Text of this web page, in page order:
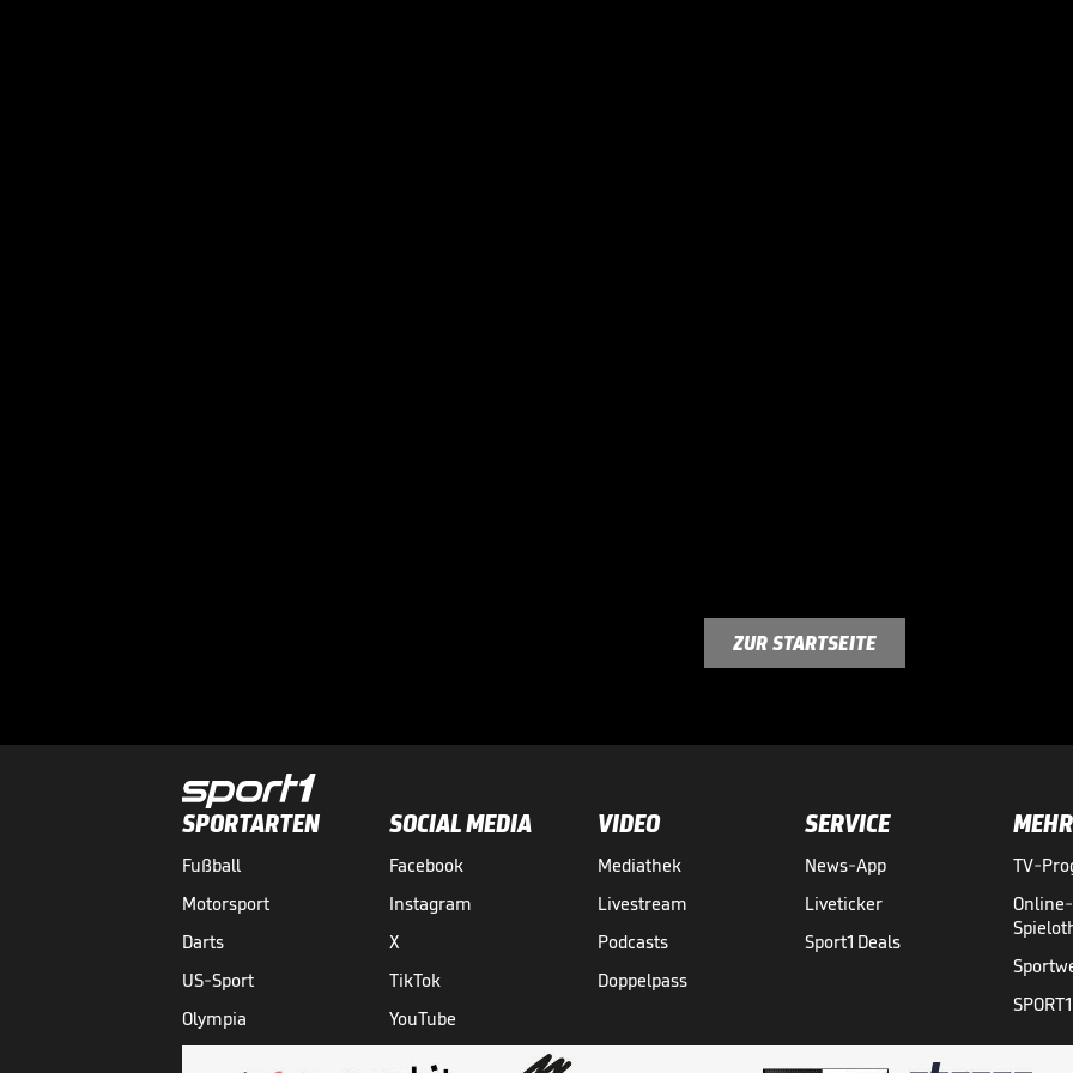
ZUR STARTSEITE
SPORTARTEN
Fußball
Motorsport
Darts
US-Sport
Olympia
SOCIAL MEDIA
Facebook
Instagram
X
TikTok
YouTube
VIDEO
Mediathek
Livestream
Podcasts
Doppelpass
SERVICE
News-App
Liveticker
Sport1 Deals
MEHR
TV-